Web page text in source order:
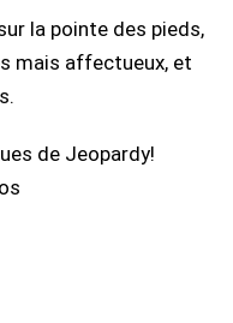
la pointe des pieds,
mais affectueux, et